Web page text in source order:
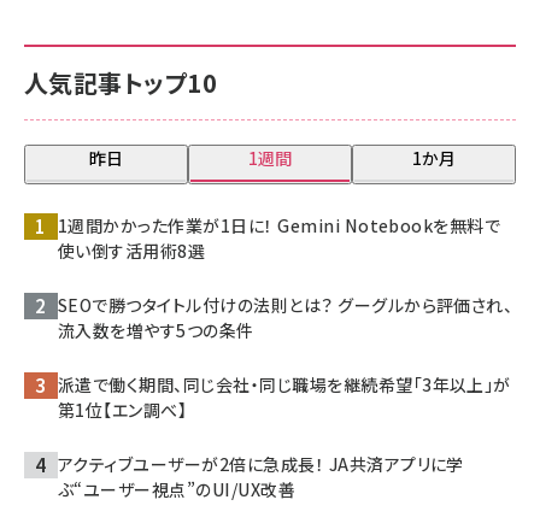
人気記事トップ10
昨日 1週間 1か月
1週間かかった作業が1日に！ Gemini Notebookを無料で
使い倒す活用術8選
SEOで勝つタイトル付けの法則とは？ グーグルから評価され、
流入数を増やす5つの条件
派遣で働く期間、同じ会社・同じ職場を継続希望「3年以上」が
第1位【エン調べ】
アクティブユーザーが2倍に急成長！ JA共済アプリに学
ぶ“ユーザー視点”のUI/UX改善